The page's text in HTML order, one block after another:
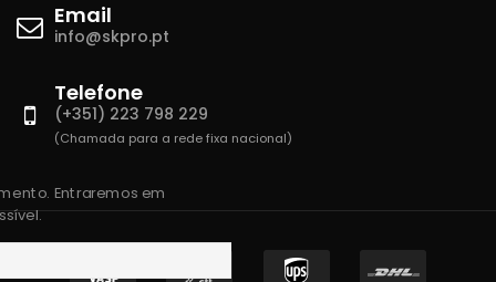
Email
info@skpro.pt
Telefone
(+351) 223 798 229
(Chamada para a rede fixa nacional)
Entraremos em